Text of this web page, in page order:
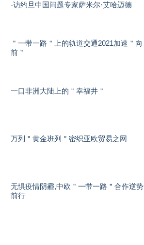
-访约旦中国问题专家萨米尔·艾哈迈德
＂一带一路＂上的轨道交通2021加速＂向
前＂
一口非洲大陆上的＂幸福井＂
万列＂黄金班列＂密织亚欧贸易之网
无惧疫情阴霾,中欧＂一带一路＂合作逆势
前行